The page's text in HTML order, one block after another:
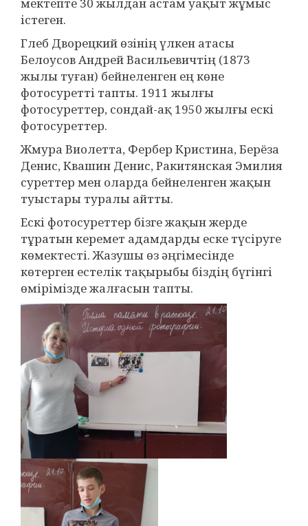
істеген.
Глеб Дворецкий өзінің үлкен атасы
Белоусов Андрей Васильевичтің (1873
жылы туған) бейнеленген ең көне
фотосуретті тапты. 1911 жылғы
фотосуреттер, сондай-ақ 1950 жылғы ескі
фотосуреттер.
Жмура Виолетта, Фербер Кристина, Берёза
Денис, Квашин Денис, Ракитянская Эмилия
суреттер мен оларда бейнеленген жақын
туыстары туралы айтты.
Ескі фотосуреттер бізге жақын жерде
тұратын керемет адамдарды еске түсіруге
көмектесті. Жазушы өз әңгімесінде
көтерген естелік тақырыбы біздің бүгінгі
өмірімізде жалғасын тапты.